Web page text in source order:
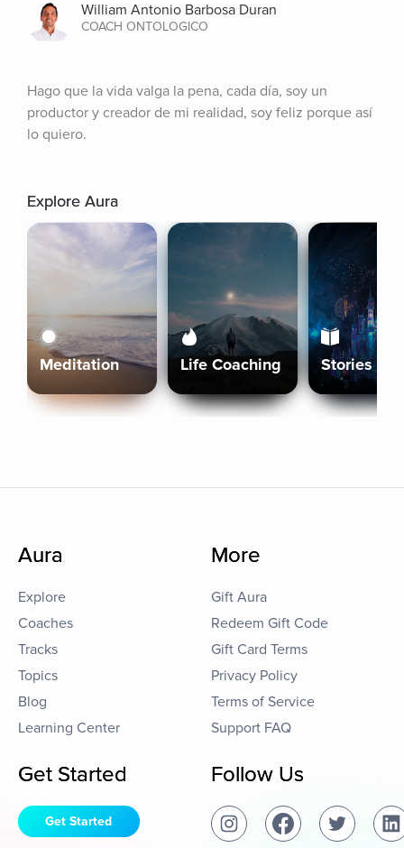
William Antonio Barbosa Duran
COACH ONTOLOGICO
Hago que la vida valga la pena, cada día, soy un
productor y creador de mi realidad, soy feliz porque así
lo quiero.
Explore Aura
Meditation Life Coaching Stories
Aura
Explore
Coaches
Tracks
Topics
Blog
Learning Center
More
Gift Aura
Redeem Gift Code
Gift Card Terms
Privacy Policy
Terms of Service
Support FAQ
Get Started
Get Started
Follow Us